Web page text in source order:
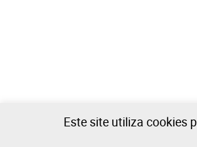
Este site utiliza cookies